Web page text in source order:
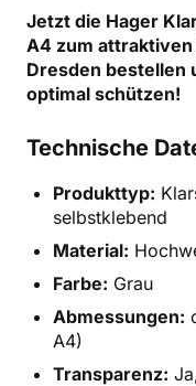
Jetzt die Hager
A4 zum
Dresden bestellen
optimal schützen!
Technische
Produkttyp:
selbstklebend
Material:
Farbe: Grau
Abmessungen:
A4)
Transparenz: